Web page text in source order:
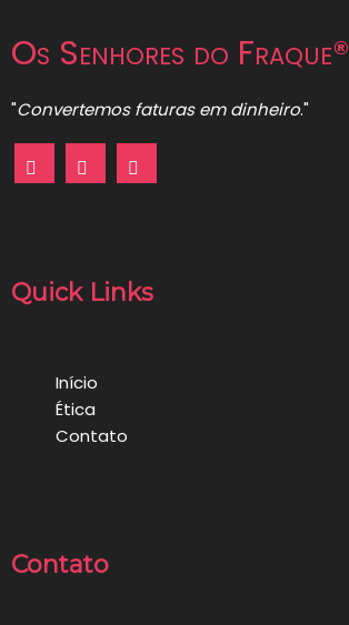
Os Senhores do Fraque®
"Convertemos faturas em dinheiro."
Quick Links
Início
Ética
Contato
Contato